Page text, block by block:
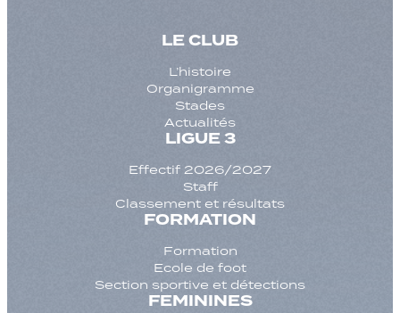
LE CLUB
L’histoire
Organigramme
Stades
Actualités
LIGUE 3
Effectif 2026/2027
Staff
Classement et résultats
FORMATION
Formation
Ecole de foot
Section sportive et détections
FEMININES